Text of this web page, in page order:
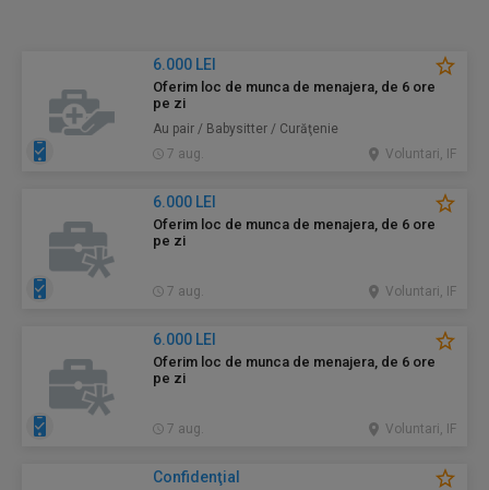
6.000 LEI
Oferim loc de munca de menajera, de 6 ore
pe zi
Au pair / Babysitter / Curăţenie
7 aug.
Voluntari, IF
6.000 LEI
Oferim loc de munca de menajera, de 6 ore
pe zi
7 aug. Voluntari, IF
6.000 LEI
Oferim loc de munca de menajera, de 6 ore
pe zi
7 aug. Voluntari, IF
Confidenţial